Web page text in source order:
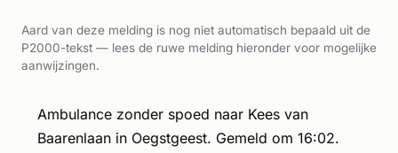
Aard van deze melding is nog niet automatisch bepaald uit de
P2000-tekst — lees de ruwe melding hieronder voor mogelijke
aanwijzingen.
Ambulance zonder spoed naar Kees van
Baarenlaan in Oegstgeest. Gemeld om 16:02.